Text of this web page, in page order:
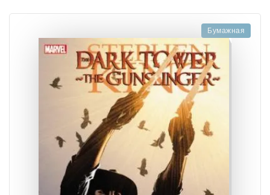
Бумажная